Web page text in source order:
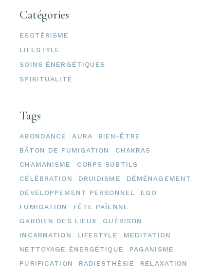
Catégories
ESOTÉRISME
LIFESTYLE
SOINS ÉNERGÉTIQUES
SPIRITUALITÉ
Tags
ABONDANCE AURA
BIEN-ÊTRE
BÂTON DE FUMIGATION
CHAKRAS
CHAMANISME
CORPS SUBTILS
CÉLÉBRATION
DRUIDISME
DÉMÉNAGEMENT
DÉVELOPPEMENT PERSONNEL
EGO
FUMIGATION
FÊTE PAÏENNE
GARDIEN DES LIEUX
GUÉRISON
INCARNATION
LIFESTYLE
MÉDITATION
NETTOYAGE ÉNERGÉTIQUE
PAGANISME
PURIFICATION
RADIESTHÉSIE
RELAXATION